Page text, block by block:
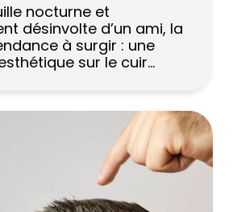
nocturne et
désinvolte d’un ami, la
à surgir : une
sur le cuir
plus grave ? C’est une
Restauration des
presque une
gens en Europe, dans le